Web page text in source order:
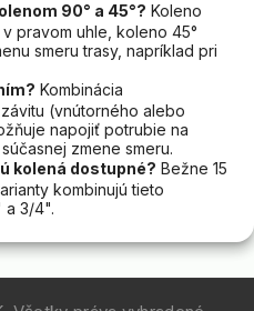
90° a 45°? Koleno
pravom uhle, koleno 45°
smeru trasy, napríklad pri
Kombinácia
(vnútorného alebo
napojiť potrubie na
zmene smeru.
kolená dostupné? Bežne 15
kombinujú tieto
a 3/4".